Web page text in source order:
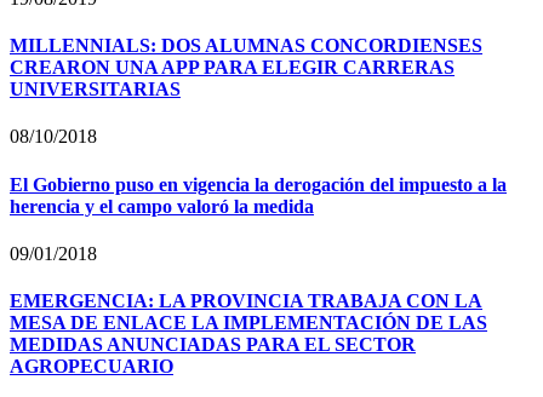
MILLENNIALS: DOS ALUMNAS CONCORDIENSES
CREARON UNA APP PARA ELEGIR CARRERAS
UNIVERSITARIAS
08/10/2018
El Gobierno puso en vigencia la derogación del impuesto a la
herencia y el campo valoró la medida
09/01/2018
EMERGENCIA: LA PROVINCIA TRABAJA CON LA
MESA DE ENLACE LA IMPLEMENTACIÓN DE LAS
MEDIDAS ANUNCIADAS PARA EL SECTOR
AGROPECUARIO